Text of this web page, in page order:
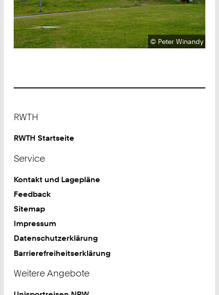
Urheberrecht:
© Peter Winandy
RWTH
RWTH Startseite
Service
Kontakt und Lagepläne
Feedback
Sitemap
Impressum
Datenschutzerklärung
Barrierefreiheitserklärung
Weitere Angebote